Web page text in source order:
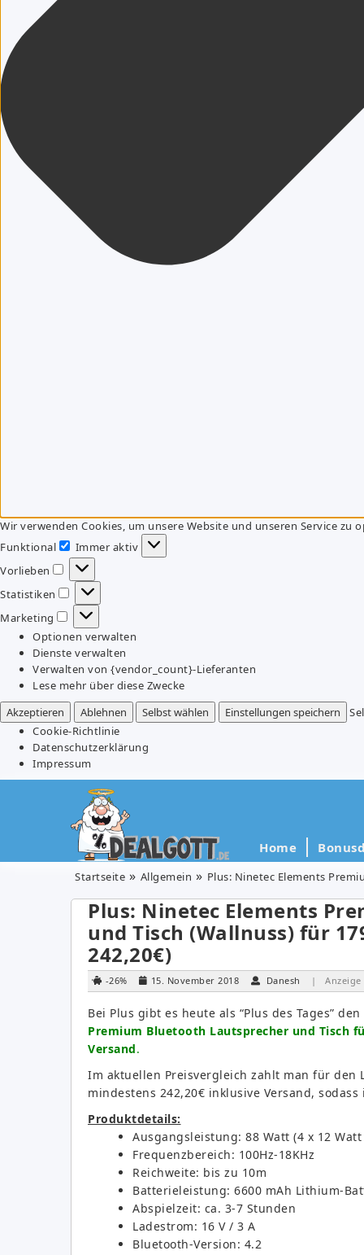
Wir verwenden Cookies, um unsere Website und unseren Service zu
Funktional
Funktional
Immer aktiv
Vorlieben
Vorlieben
Statistiken
Statistiken
Marketing
Marketing
Optionen verwalten
Dienste verwalten
Verwalten von {vendor_count}-Lieferanten
Lese mehr über diese Zwecke
Akzeptieren
Ablehnen Selbst wählen Einstellungen speichern
Cookie-Richtlinie
Datenschutzerklärung
Impressum
Home
Startseite Allgemein Plus: Ninetec Elements
Plus: Ninetec Elements
und Tisch (Wallnuss) für
242,20€)
-26% 15. November 2018 Danesh | Anzeige
Bei Plus gibt es heute als “Plus des Tages” den
Premium Bluetooth Lautsprecher und Tisch
Versand.
Im aktuellen Preisvergleich zahlt man für den
mindestens 242,20€ inklusive Versand,
Produktdetails:
Ausgangsleistung: 88 Watt (4 x 12
Frequenzbereich: 100Hz-18KHz
Reichweite: bis zu 10m
Batterieleistung: 6600 mAh Lithium-
Abspielzeit: ca. 3-7 Stunden
Ladestrom: 16 V / 3 A
Bluetooth-Version: 4.2